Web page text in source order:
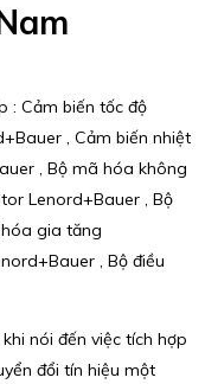
: Cảm biến tốc độ
, Cảm biến nhiệt
, Bộ mã hóa không
Lenord+Bauer , Bộ
gia tăng
, Bộ điều
nói đến việc tích hợp
đổi tín hiệu một